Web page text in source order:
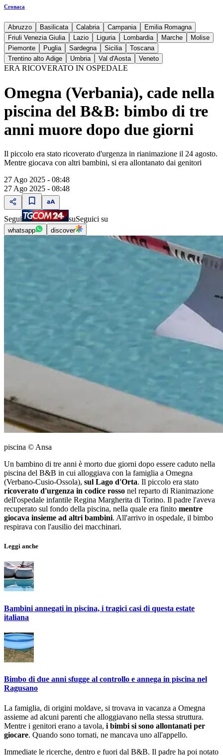
Cronaca
Abruzzo Basilicata Calabria Campania
Emilia Romagna
Friuli Venezia Giulia
Lazio Liguria Lombardia Marche
Molise
Piemonte
Puglia Sardegna Sicilia
Toscana
Trentino alto Adige
Umbria Val d'Aosta Veneto
ERA RICOVERATO IN OSPEDALE
Omegna (Verbania), cade nella
piscina del B&B: bimbo di tre
anni muore dopo due giorni
Il piccolo era stato ricoverato d'urgenza in rianimazione il 24 agosto.
Mentre giocava con altri bambini, si era allontanato dai genitori
27 Ago 2025 - 08:48
27 Ago 2025 - 08:48
Segui suSeguici su
whatsapp discover
piscina © Ansa
Un bambino di tre anni è morto due giorni dopo essere caduto nella
piscina del B&B in cui alloggiava con la famiglia a Omegna
(Verbano-Cusio-Ossola), sul Lago d'Orta. Il piccolo era stato
ricoverato d'urgenza in codice rosso nel reparto di Rianimazione
dell'ospedale infantile Regina Margherita di Torino. Il padre l'aveva
recuperato sul fondo della piscina, nella quale era finito mentre
giocava insieme ad altri bambini. All'arrivo in ospedale, il bimbo
respirava con l'ausilio dei macchinari.
Leggi anche
Bambini annegati in piscina, i tragici casi di questa estate
italiana
Bimbo di due anni sfugge al controllo e annega in piscina nel
Ragusano
La famiglia, di origini moldave, si trovava in vacanza a Omegna
assieme ad alcuni parenti che alloggiavano nella stessa struttura.
Mentre i genitori erano a tavola, i bimbi si sono allontanati per
giocare. Quando sono tornati, ne mancava uno all'appello.
Immediate le ricerche, dentro e fuori dal B&B. Il padre ha poi notato